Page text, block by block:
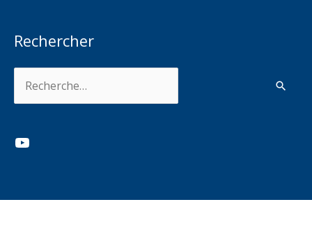
Rechercher
YouTube